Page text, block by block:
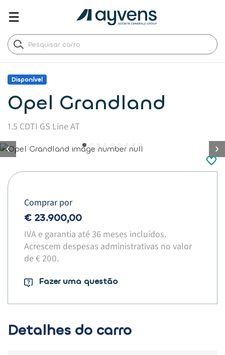
☰
Disponível
Opel Grandland
1.5 CDTI GS Line AT
button.previous
Comprar por
€ 23.900,00
IVA e garantia até 36 meses incluídos.
Acrescem despesas administrativas no valor
de € 200.​
Fazer uma questão
Detalhes do carro